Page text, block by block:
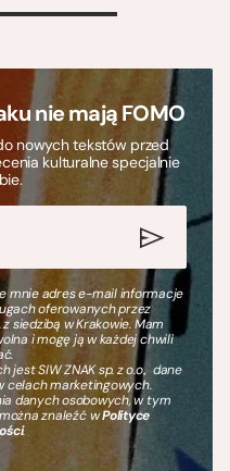
nie mają FOMO
nowych tekstów przed
kulturalne specjalnie
mnie adres e-mail informacje
oferowanych przez
siedzibą w Krakowie. Mam
i mogę ją w każdej chwili
SIW ZNAK sp. z o.o., dane
celach marketingowych.
danych osobowych, w tym
znaleźć wPolityce
.